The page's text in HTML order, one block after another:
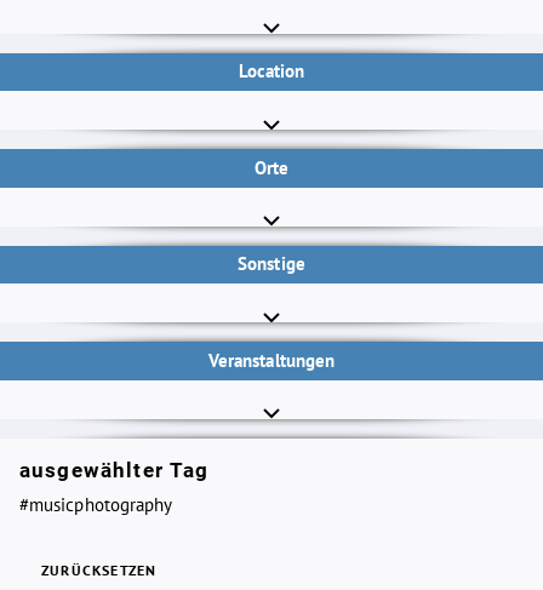
Location
Orte
Sonstige
Veranstaltungen
ausgewählter Tag
#musicphotography
ZURÜCKSETZEN